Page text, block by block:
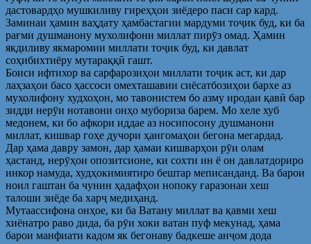
дастовардҳо мушкиливу гиреҳҳои зиёдеро паси сар кард.
Заминаи ҳамин ваҳдату ҳамбастагии мардуми тоҷик буд, ки ба
рағми душманону мухолифони миллат пирӯз омад. Ҳамин
якдиливу якмаромии миллати тоҷик буд, ки давлат
соҳибихтиёру мутараққӣ гашт.
Боиси ифтихор ва сарфарозиҳои миллати тоҷик аст, ки дар
лаҳзаҳои басо ҳассоси омехташавии сиёсатбозиҳои бархе аз
мухолифону худхоҳон, мо тавонистем бо азму иродаи қавӣ бар
зидди нерӯи нотавони онҳо мубориза барем. Мо хеле хуб
медонем, ки бо афкори иддае аз носипосону душманони
миллат, кишвар гоҳе дучори ҳангомаҳои бегона мегардад.
Дар ҳама давру замон, дар ҳамаи кишварҳои рӯи олам
ҳастанд, нерӯҳои опозитсионе, ки сохти ин ё он давлатдориро
инкор намуда, худҳокимиятиро бештар меписанданд. Ва барои
ноил гаштан ба чунин ҳадафҳои нопоку ғаразонаи хеш
талоши зиёде ба харҷ медиҳанд.
Мутаассифона онҳое, ки ба Ватану миллат ва қавми хеш
хиёнатро раво дида, ба рӯи хоки ватан пуф мекунад, ҳама
барои манфиати кадом як бегонаву бадкеше анҷом дода